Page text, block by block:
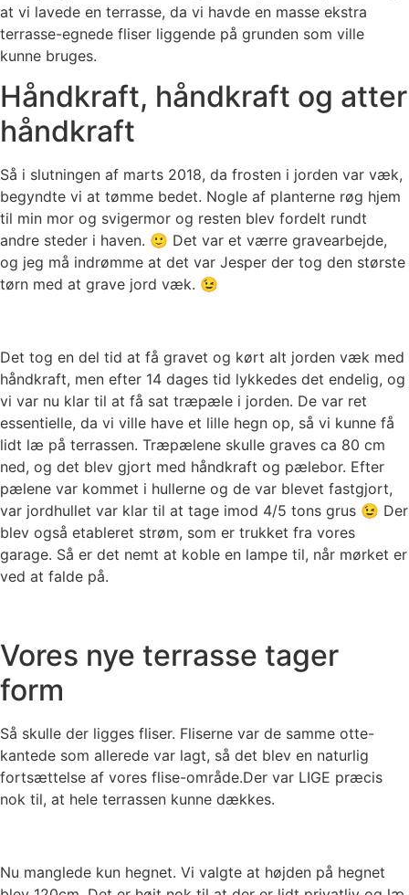
at vi lavede en terrasse, da vi havde en masse ekstra
terrasse-egnede fliser liggende på grunden som ville
kunne bruges.
Håndkraft, håndkraft og atter
håndkraft
Så i slutningen af marts 2018, da frosten i jorden var væk,
begyndte vi at tømme bedet. Nogle af planterne røg hjem
til min mor og svigermor og resten blev fordelt rundt
andre steder i haven. 🙂 Det var et værre gravearbejde,
og jeg må indrømme at det var Jesper der tog den største
tørn med at grave jord væk. 😉
Det tog en del tid at få gravet og kørt alt jorden væk med
håndkraft, men efter 14 dages tid lykkedes det endelig, og
vi var nu klar til at få sat træpæle i jorden. De var ret
essentielle, da vi ville have et lille hegn op, så vi kunne få
lidt læ på terrassen. Træpælene skulle graves ca 80 cm
ned, og det blev gjort med håndkraft og pælebor. Efter
pælene var kommet i hullerne og de var blevet fastgjort,
var jordhullet var klar til at tage imod 4/5 tons grus 😉 Der
blev også etableret strøm, som er trukket fra vores
garage. Så er det nemt at koble en lampe til, når mørket er
ved at falde på.
Vores nye terrasse tager
form
Så skulle der ligges fliser. Fliserne var de samme otte-
kantede som allerede var lagt, så det blev en naturlig
fortsættelse af vores flise-område.Der var LIGE præcis
nok til, at hele terrassen kunne dækkes.
Nu manglede kun hegnet. Vi valgte at højden på hegnet